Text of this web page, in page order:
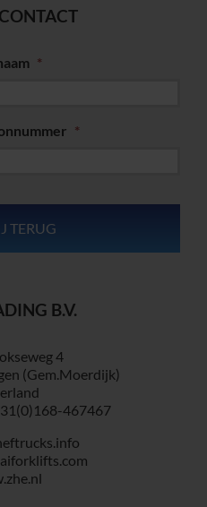
*
*
B.V.
4
(Gem.Moerdijk)
467467